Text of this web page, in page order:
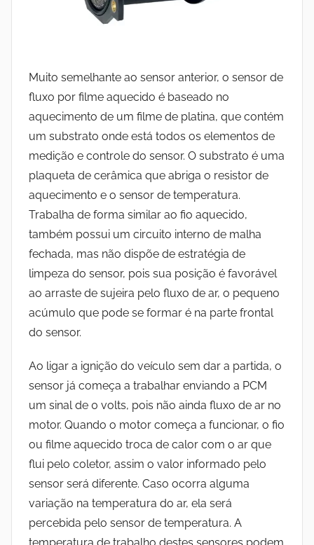
Muito semelhante ao sensor anterior, o sensor de
fluxo por filme aquecido é baseado no
aquecimento de um filme de platina, que contém
um substrato onde está todos os elementos de
medição e controle do sensor. O substrato é uma
plaqueta de cerâmica que abriga o resistor de
aquecimento e o sensor de temperatura.
Trabalha de forma similar ao fio aquecido,
também possui um circuito interno de malha
fechada, mas não dispõe de estratégia de
limpeza do sensor, pois sua posição é favorável
ao arraste de sujeira pelo fluxo de ar, o pequeno
acúmulo que pode se formar é na parte frontal
do sensor.
Ao ligar a ignição do veículo sem dar a partida, o
sensor já começa a trabalhar enviando a PCM
um sinal de 0 volts, pois não ainda fluxo de ar no
motor. Quando o motor começa a funcionar, o fio
ou filme aquecido troca de calor com o ar que
flui pelo coletor, assim o valor informado pelo
sensor será diferente. Caso ocorra alguma
variação na temperatura do ar, ela será
percebida pelo sensor de temperatura. A